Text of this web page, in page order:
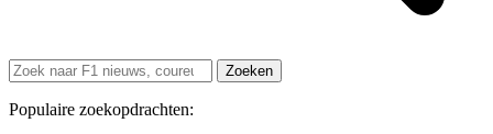
Zoeken
Populaire zoekopdrachten: